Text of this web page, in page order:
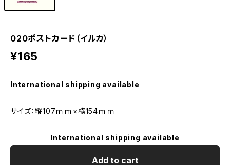
020ポストカード（イルカ）
¥165
International shipping available
サイズ：縦107ｍｍ×横154ｍｍ
International shipping available
Add to cart